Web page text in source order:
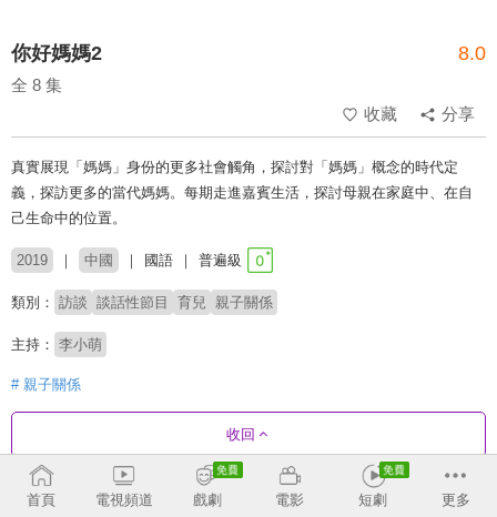
你好媽媽2 8.0
全 8 集
收藏
分享
真實展現「媽媽」身份的更多社會觸角，探討對「媽媽」概念的時代定
義，探訪更多的當代媽媽。每期走進嘉賓生活，探討母親在家庭中、在自
己生命中的位置。
2019 中國 國語 普遍級
類別： 訪談 談話性節目 育兒 親子關係
主持： 李小萌
# 親子關係
收回
劇集列表 正序
首頁 電視頻道 戲劇 電影 短劇 更多